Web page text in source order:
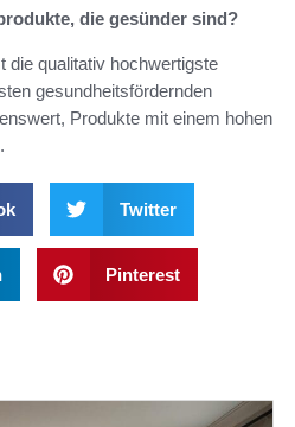
die gesünder sind?
die qualitativ hochwertigste
gesundheitsfördernden
Produkte mit einem hohen
Twitter
Pinterest